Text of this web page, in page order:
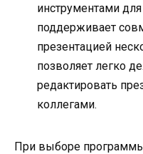
инструментами
поддерживает
презентацией
позволяет легко
редактировать
коллегами.
При выборе